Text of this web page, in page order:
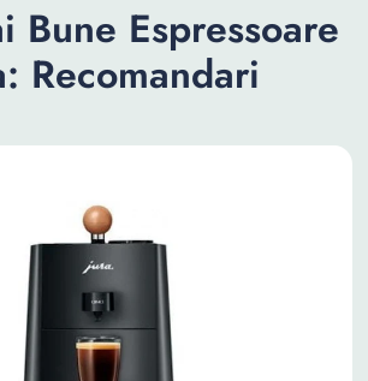
Bune Espressoare
Recomandari